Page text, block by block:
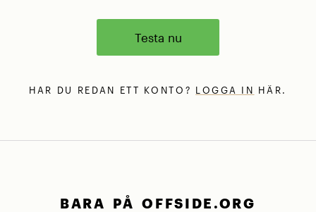
Testa nu
HAR DU REDAN ETT KONTO? LOGGA IN HÄR.
BARA PÅ OFFSIDE.ORG